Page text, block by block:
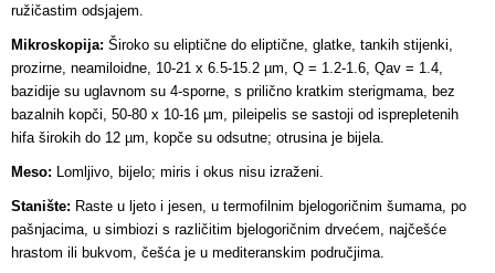
ružičastim odsjajem.
Mikroskopija: Široko su eliptične do eliptične, glatke, tankih stijenki,
prozirne, neamiloidne, 10-21 x 6.5-15.2 µm, Q = 1.2-1.6, Qav = 1.4,
bazidije su uglavnom su 4-sporne, s prilično kratkim sterigmama, bez
bazalnih kopči, 50-80 x 10-16 µm, pileipelis se sastoji od isprepletenih
hifa širokih do 12 µm, kopče su odsutne; otrusina je bijela.
Meso: Lomljivo, bijelo; miris i okus nisu izraženi.
Stanište: Raste u ljeto i jesen, u termofilnim bjelogoričnim šumama, po
pašnjacima, u simbiozi s različitim bjelogoričnim drvećem, najčešće
hrastom ili bukvom, češća je u mediteranskim područjima.